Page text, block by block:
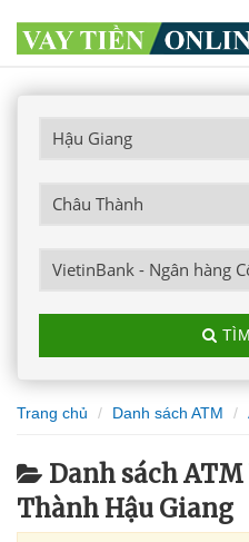
Trang chủ Danh sách ATM
Danh sách
Thành Hậu Giang